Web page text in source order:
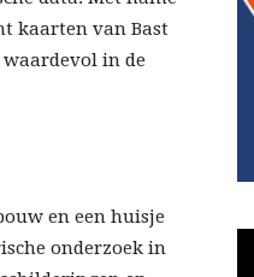
kaarten van Bast
in de
en een huisje
onderzoek in